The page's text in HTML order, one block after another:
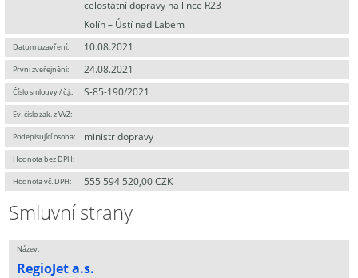
celostátní dopravy na lince R23
Kolín – Ústí nad Labem
Datum uzavření: 10.08.2021
První zveřejnění: 24.08.2021
Číslo smlouvy / č.j.: S-85-190/2021
Ev. číslo zak. z VVZ:
Podepisující osoba: ministr dopravy
Hodnota bez DPH:
Hodnota vč. DPH: 555 594 520,00 CZK
Smluvní strany
Název:
RegioJet a.s.